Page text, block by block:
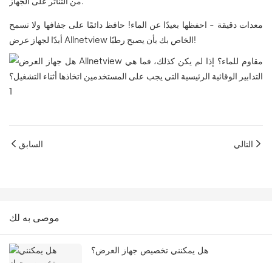
معدات دقيقة - احفظها بعيدًا عن الماء! حافظ دائمًا على جفافها ولا تسمح
أبدًا لجهاز عرض Allnetview الخاص بك بأن يصبح رطبًا!
السابق التالي
موصى به لك
هل يمكنني تخصيص جهاز العرض؟